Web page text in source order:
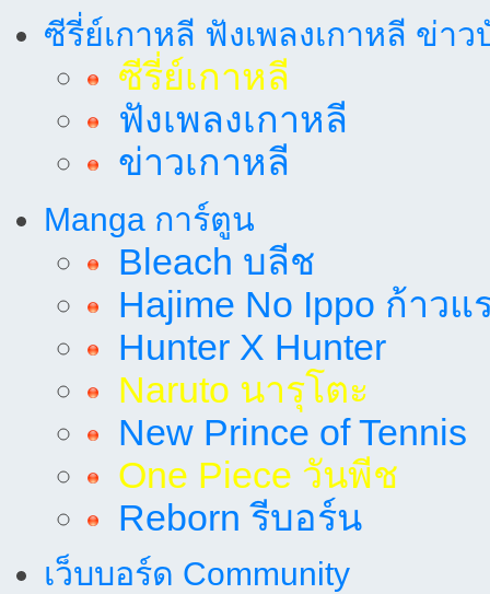
ซีรี่ย์เกาหลี ฟังเพลงเกาหลี ข่าว
ซีรี่ย์เกาหลี
ฟังเพลงเกาหลี
ข่าวเกาหลี
Manga การ์ตูน
Bleach บลีช
Hajime No Ippo ก้าวแ
Hunter X Hunter
Naruto นารุโตะ
New Prince of Tennis
One Piece วันพีช
Reborn รีบอร์น
เว็บบอร์ด Community